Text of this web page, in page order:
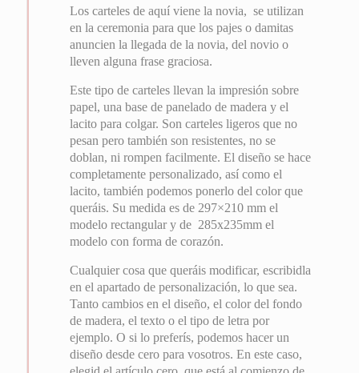
Los carteles de aquí viene la novia, se utilizan
en la ceremonia para que los pajes o damitas
anuncien la llegada de la novia, del novio o
lleven alguna frase graciosa.
Este tipo de carteles llevan la impresión sobre
papel, una base de panelado de madera y el
lacito para colgar. Son carteles ligeros que no
pesan pero también son resistentes, no se
doblan, ni rompen facilmente. El diseño se hace
completamente personalizado, así como el
lacito, también podemos ponerlo del color que
queráis. Su medida es de 297×210 mm el
modelo rectangular y de 285x235mm el
modelo con forma de corazón.
Cualquier cosa que queráis modificar, escribidla
en el apartado de personalización, lo que sea.
Tanto cambios en el diseño, el color del fondo
de madera, el texto o el tipo de letra por
ejemplo. O si lo preferís, podemos hacer un
diseño desde cero para vosotros. En este caso,